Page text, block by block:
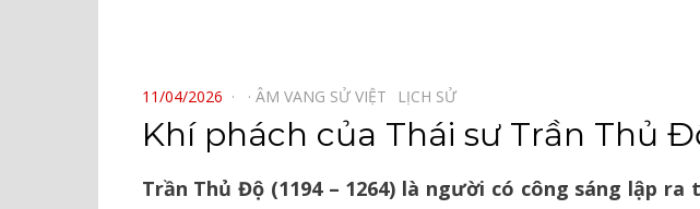
POSTED
ON
11/04/2026 ÂM VANG SỬ VIỆT⠀ LỊCH SỬ⠀
Khí phách của Thái sư Trần Thủ
Trần Thủ Độ (1194 – 1264) là người có công sáng lập